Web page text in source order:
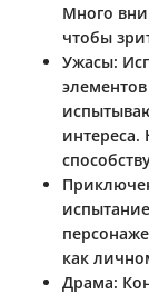
Много
чтобы
Ужасы:
интереса.
как
Драма: